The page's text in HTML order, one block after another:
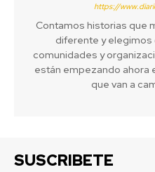
https://
Contamos historias que
diferente y elegimos
comunidades y
están empezando ahora
que van a
SUSCRIBETE